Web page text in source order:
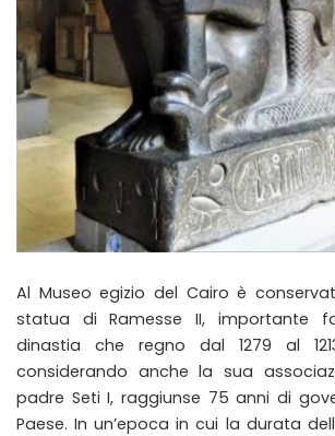
Al Museo egizio del Cairo è
statua di Ramesse II, importante
dinastia che regno dal 1279 al
considerando anche la sua
padre Seti I, raggiunse 75 anni di
Paese. In un’epoca in cui la durata